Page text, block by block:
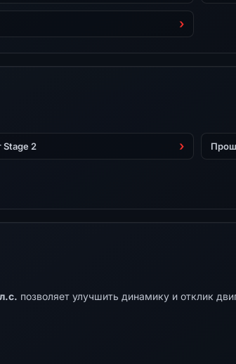
2
позволяет улучшить динамику и отклик